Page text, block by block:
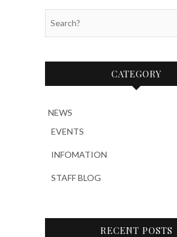
CATEGORY
NEWS
EVENTS
INFOMATION
STAFF BLOG
RECENT POSTS